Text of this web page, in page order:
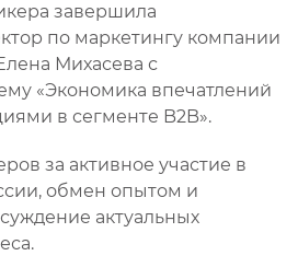
завершила
по маркетингу компании
Михасева с
«Экономика впечатлений
в сегменте B2B».
за активное участие в
обмен опытом и
актуальных